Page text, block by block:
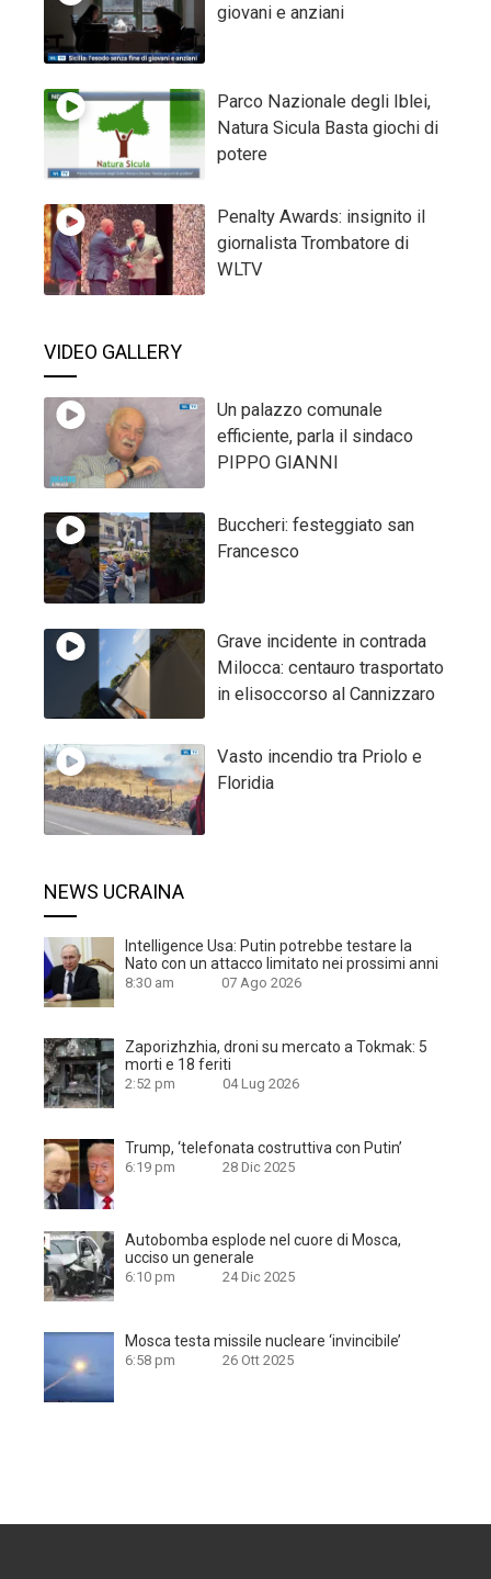
giovani e anziani
Parco Nazionale degli Iblei,
Natura Sicula Basta giochi di
potere
Penalty Awards: insignito il
giornalista Trombatore di
WLTV
VIDEO GALLERY
Un palazzo comunale
efficiente, parla il sindaco
PIPPO GIANNI
Buccheri: festeggiato san
Francesco
Grave incidente in contrada
Milocca: centauro trasportato
in elisoccorso al Cannizzaro
Vasto incendio tra Priolo e
Floridia
NEWS UCRAINA
Intelligence Usa: Putin potrebbe testare la
Nato con un attacco limitato nei prossimi anni
8:30 am 07 Ago 2026
Zaporizhzhia, droni su mercato a Tokmak: 5
morti e 18 feriti
2:52 pm 04 Lug 2026
Trump, ‘telefonata costruttiva con Putin’
6:19 pm 28 Dic 2025
Autobomba esplode nel cuore di Mosca,
ucciso un generale
6:10 pm 24 Dic 2025
Mosca testa missile nucleare ‘invincibile’
6:58 pm 26 Ott 2025